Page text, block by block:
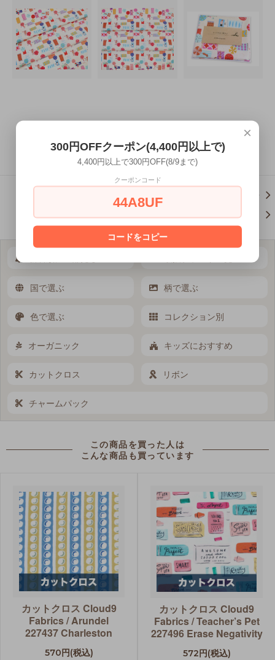
この商品を購入する
この商品について問い合わせ
買い物を続ける
国で選ぶ 柄で選ぶ
色で選ぶ コレクション別
オーガニック キッズにおすすめ
カットクロス リボン
チャームパック
この商品を買った人は
こんな商品も買っています
カットクロス Cloud9
Fabrics / Arundel
227437 Charleston
570円(税込)
カットクロス Cloud9
Fabrics / Teacher’s Pet
227496 Erase Negativity
572円(税込)
×
300円OFFクーポン(4,400円以上で)
4,400円以上で300円OFF(8/9まで)
クーポンコード
44A8UF
コードをコピー